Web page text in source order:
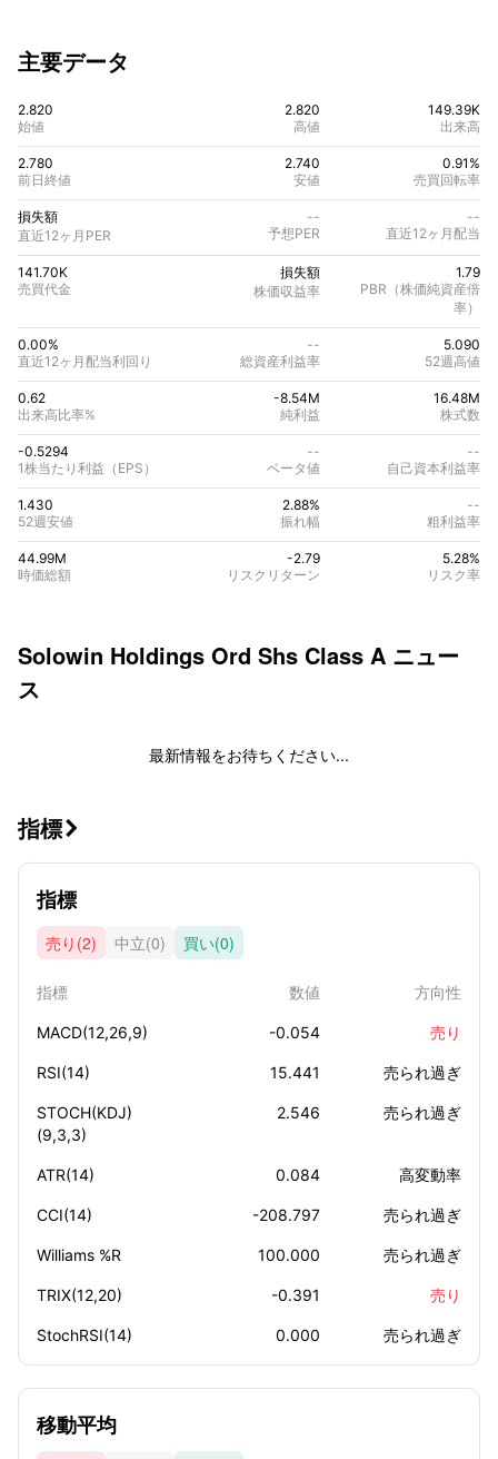
主要データ
2.820
始値
2.820
高値
149.39K
出来高
損失額
直近12ヶ月PER
--
予想PER
--
直近12ヶ月配当
0.91%
売買回転率
2.780
前日終値
2.740
安値
141.70K
売買代金
損失額
株価収益率
1.79
PBR（株価純資産倍
率）
0.00%
直近12ヶ月配当利回り
--
総資産利益率
5.090
52週高値
0.62
出来高比率%
-8.54M
純利益
16.48M
株式数
-0.5294
1株当たり利益（EPS）
--
ベータ値
--
自己資本利益率
1.430
52週安値
2.88%
振れ幅
--
粗利益率
44.99M
時価総額
-2.79
リスクリターン
5.28%
リスク率
Solowin Holdings Ord Shs Class A ニュー
ス
最新情報をお待ちください...
指標
指標
売り(2) 中立(0) 買い(0)
指標 数値 方向性
MACD(12,26,9) -0.054 売り
RSI(14) 15.441 売られ過ぎ
STOCH(KDJ)
(9,3,3)
2.546 売られ過ぎ
ATR(14) 0.084 高変動率
CCI(14) -208.797 売られ過ぎ
Williams %R 100.000 売られ過ぎ
TRIX(12,20) -0.391 売り
StochRSI(14) 0.000 売られ過ぎ
移動平均